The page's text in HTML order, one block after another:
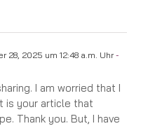
28, 2025 um 12:48 a.m. Uhr-
I am worried that I
is your article that
Thank you. But, I have